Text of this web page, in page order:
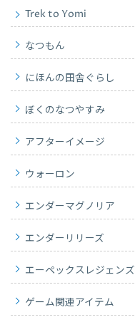
Trek to Yomi
なつもん
にほんの田舎ぐらし
ぼくのなつやすみ
アフターイメージ
ウォーロン
エンダーマグノリア
エンダーリリーズ
エーペックスレジェンズ
ゲーム関連アイテム